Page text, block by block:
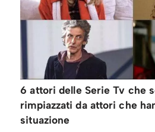
6 attori delle Serie Tv che
rimpiazzati da attori che
situazione